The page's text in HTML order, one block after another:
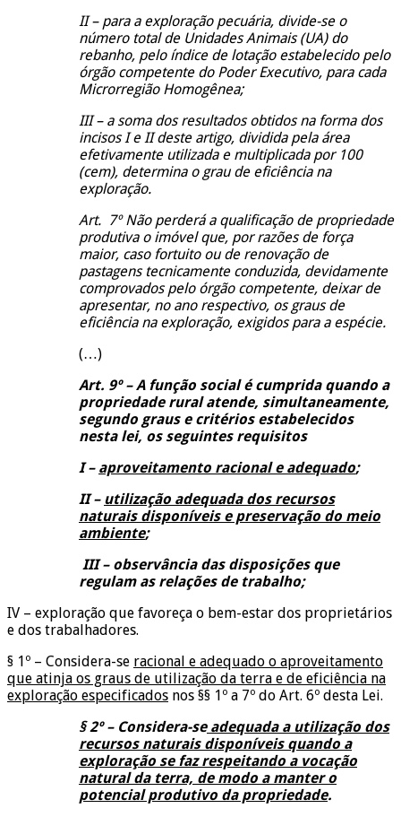
II – para a exploração pecuária, divide-se o
número total de Unidades Animais (UA) do
rebanho, pelo índice de lotação estabelecido pelo
órgão competente do Poder Executivo, para cada
Microrregião Homogênea;
III – a soma dos resultados obtidos na forma dos
incisos I e II deste artigo, dividida pela área
efetivamente utilizada e multiplicada por 100
(cem), determina o grau de eficiência na
exploração.
Art. 7º Não perderá a qualificação de propriedade
produtiva o imóvel que, por razões de força
maior, caso fortuito ou de renovação de
pastagens tecnicamente conduzida, devidamente
comprovados pelo órgão competente, deixar de
apresentar, no ano respectivo, os graus de
eficiência na exploração, exigidos para a espécie.
(…)
Art. 9º – A função social é cumprida quando a
propriedade rural atende, simultaneamente,
segundo graus e critérios estabelecidos
nesta lei, os seguintes requisitos
I – aproveitamento racional e adequado;
II – utilização adequada dos recursos
naturais disponíveis e preservação do meio
ambiente;
III – observância das disposições que
regulam as relações de trabalho;
IV – exploração que favoreça o bem-estar dos proprietários
e dos trabalhadores.
§ 1º – Considera-se racional e adequado o aproveitamento
que atinja os graus de utilização da terra e de eficiência na
exploração especificados nos §§ 1º a 7º do Art. 6º desta Lei.
§ 2º – Considera-seadequada a utilização dos
recursos naturais disponíveis quando a
exploração se faz respeitando a vocação
natural da terra, de modo a manter o
potencial produtivo da propriedade.